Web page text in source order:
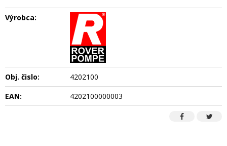
Výrobca:
Obj. čislo:
4202100
EAN:
4202100000003